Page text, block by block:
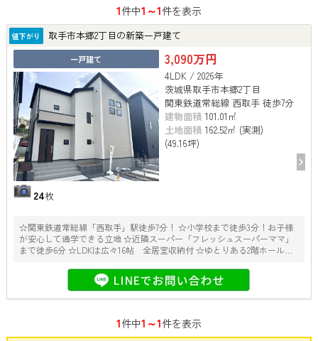
1件中1～1件を表示
値下がり 取手市本郷2丁目の新築一戸建て
一戸建て
24枚
3,090万円
4LDK / 2026年
茨城県取手市本郷2丁目
関東鉄道常総線 西取手 徒歩7分
建物面積 101.01㎡
土地面積 162.52㎡ (実測)
(49.16坪)
☆関東鉄道常総線「西取手」駅徒歩7分！ ☆小学校まで徒歩3分！お子様
が安心して通学できる立地 ☆近隣スーパー「フレッシュスーパーママ」
まで徒歩6分 ☆LDKは広々16帖 全居室収納付 ☆ゆとりある2階ホールか
1件中1～1件を表示